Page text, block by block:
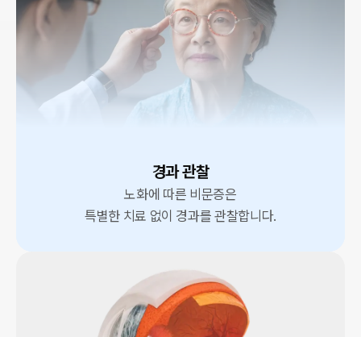
경과 관찰
노화에 따른 비문증은
특별한 치료 없이 경과를 관찰합니다.